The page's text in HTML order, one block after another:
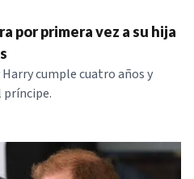
SERIES
por primera vez a su hija
Harry cumple cuatro años y
príncipe.